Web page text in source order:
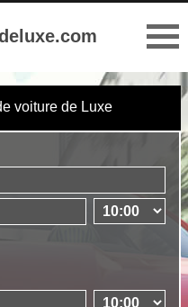
voiture de Luxe